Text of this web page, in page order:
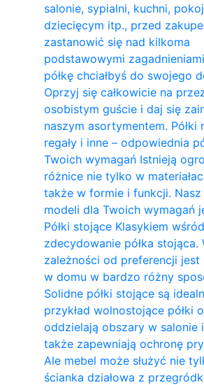
salonie, sypialni, kuchni,
dziecięcym itp., przed
zastanowić się nad kilkoma
podstawowymi
półkę chciałbyś do swojego
Oprzyj się całkowicie na
osobistym guście i daj się
naszym asortymentem. Półki
regały i inne – odpowiednia
Twoich wymagań Istnieją
różnice nie tylko w
także w formie i funkcji.
modeli dla Twoich wymagań
Półki stojące Klasykiem
zdecydowanie półka stojąca.
zależności od preferencji jest
w domu w bardzo różny
Solidne półki stojące są
przykład wolnostojące półki
oddzielają obszary w salonie
także zapewniają ochronę
Ale mebel może służyć nie
ścianka działowa z